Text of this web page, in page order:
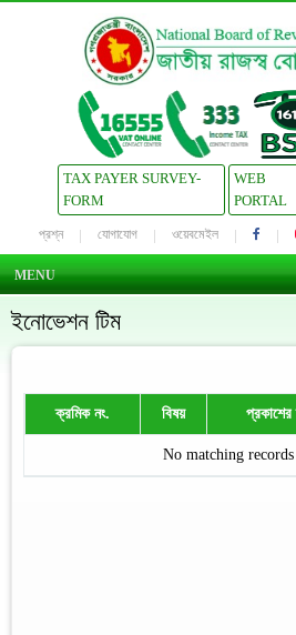
TAX PAYER SURVEY-
FORM
WEB
PORTAL
প্রশ্ন যোগাযোগ ওয়েবমেইল
MENU
ইনোভেশন টিম
ক্রমিক নং. বিষয় প্রকাশের
No matching